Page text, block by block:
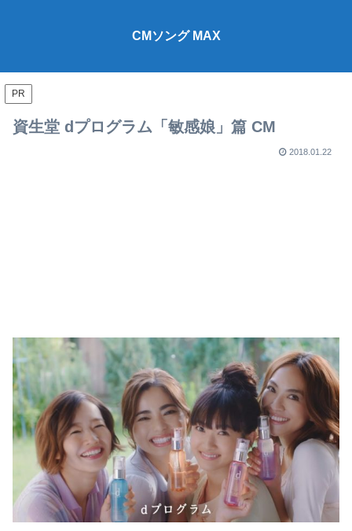
CMソング MAX
PR
資生堂 dプログラム「敏感娘」篇 CM
2018.01.22